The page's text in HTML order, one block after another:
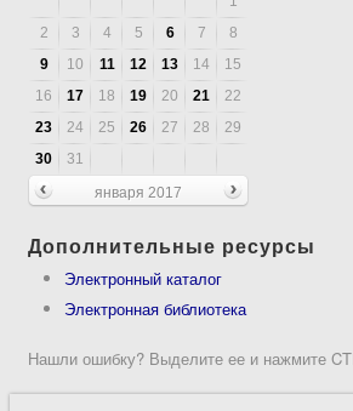
2
3 4 5 6 7
8
9
10 11 12 13 14
15
16
17 18 19 20 21
22
23
24 25 26 27 28
29
30
31
января 2017
Дополнительные ресурсы
Электронный каталог
Электронная библиотека
Нашли ошибку? Выделите ее и нажмите